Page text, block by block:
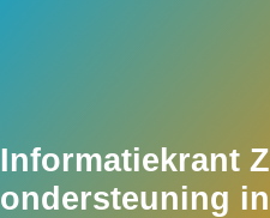
Informatiekrant
ondersteuning